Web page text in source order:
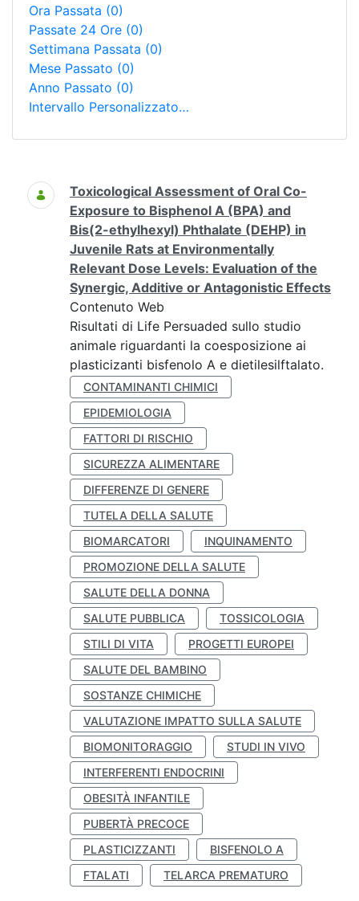
Ora Passata (0)
Passate 24 Ore (0)
Settimana Passata (0)
Mese Passato (0)
Anno Passato (0)
Intervallo Personalizzato…
Ricerca
Toxicological Assessment of Oral Co-
Exposure to Bisphenol A (BPA) and
Bis(2-ethylhexyl) Phthalate (DEHP) in
Juvenile Rats at Environmentally
Relevant Dose Levels: Evaluation of the
Synergic, Additive or Antagonistic Effects
Contenuto Web
Risultati di Life Persuaded sullo studio
animale riguardanti la coesposizione ai
plasticizanti bisfenolo A e dietilesilftalato.
CONTAMINANTI CHIMICI
EPIDEMIOLOGIA
FATTORI DI RISCHIO
SICUREZZA ALIMENTARE
DIFFERENZE DI GENERE
TUTELA DELLA SALUTE
BIOMARCATORI
INQUINAMENTO
PROMOZIONE DELLA SALUTE
SALUTE DELLA DONNA
SALUTE PUBBLICA
TOSSICOLOGIA
STILI DI VITA
PROGETTI EUROPEI
SALUTE DEL BAMBINO
SOSTANZE CHIMICHE
VALUTAZIONE IMPATTO SULLA SALUTE
BIOMONITORAGGIO
STUDI IN VIVO
INTERFERENTI ENDOCRINI
OBESITÀ INFANTILE
PUBERTÀ PRECOCE
PLASTICIZZANTI
BISFENOLO A
FTALATI
TELARCA PREMATURO